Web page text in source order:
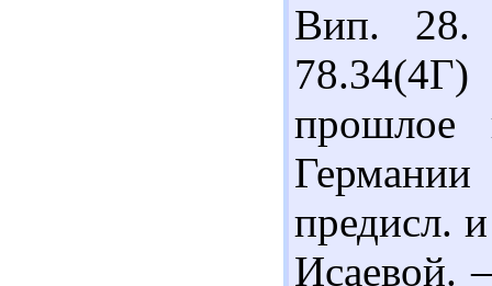
Вип.
прошлое
предисл.
Исаевой.